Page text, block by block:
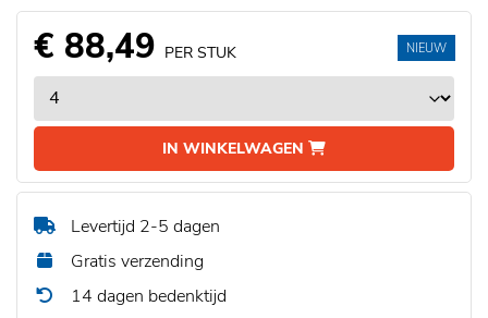
€ 88,49 PER STUK
IN WINKELWAGEN
NIEUW
Levertijd 2-5 dagen
Gratis verzending
14 dagen bedenktijd